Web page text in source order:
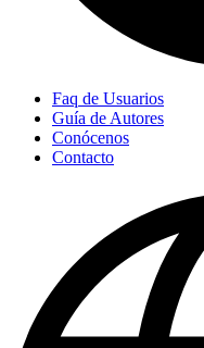
Faq de Usuarios
Guía de Autores
Conócenos
Contacto